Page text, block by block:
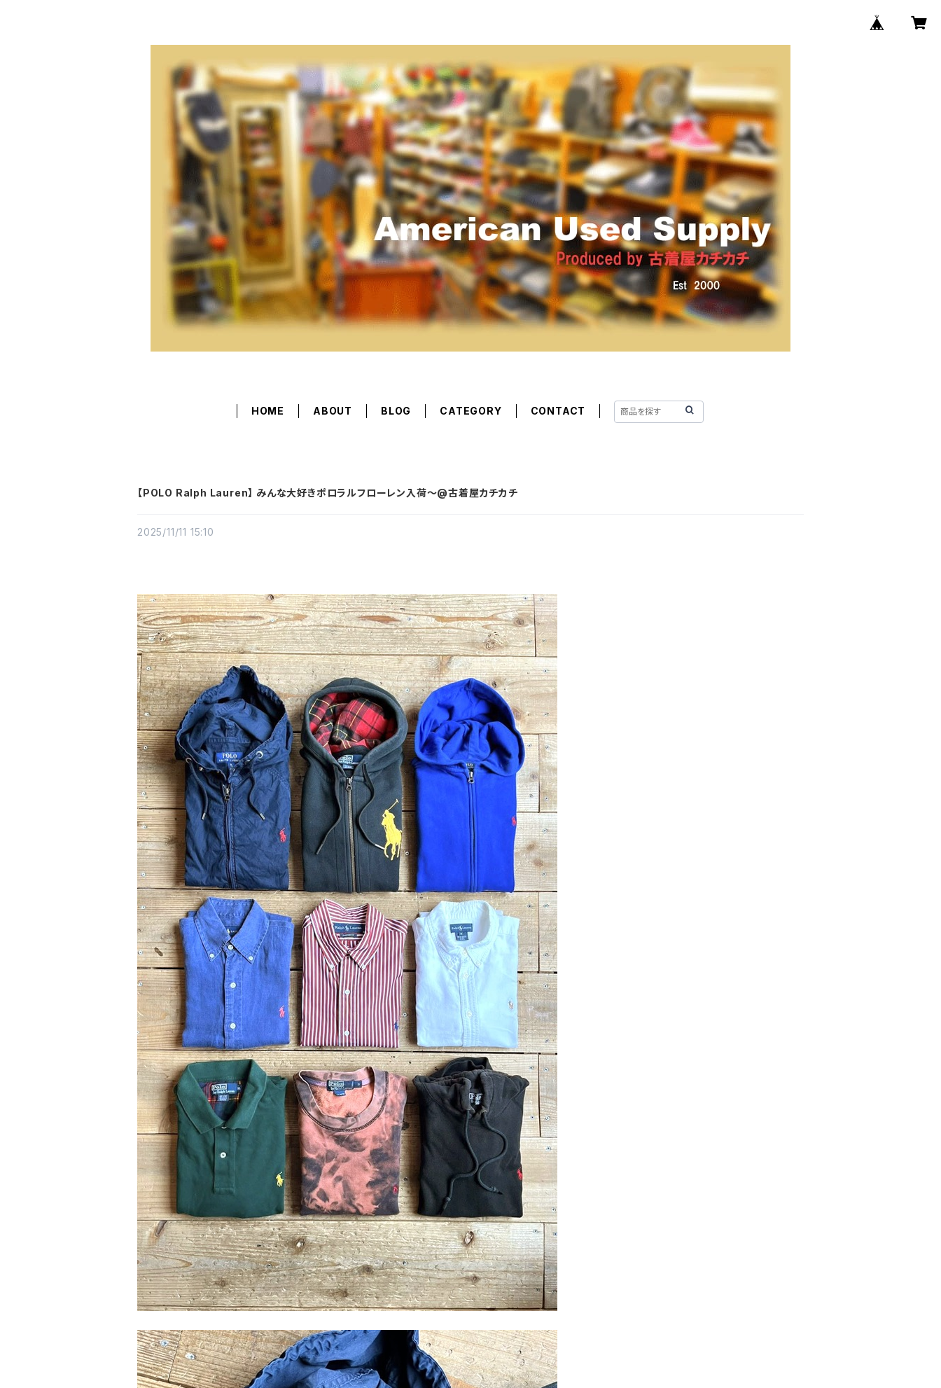
HOME ABOUT BLOG CATEGORY CONTACT
【POLO Ralph Lauren】 みんな大好きポロラルフローレン入荷～@古着屋カチカチ
2025/11/11 15:10